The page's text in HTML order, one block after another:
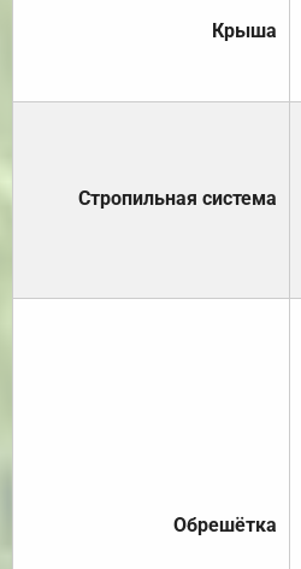
Крыша
Стропильная система
Обрешётка